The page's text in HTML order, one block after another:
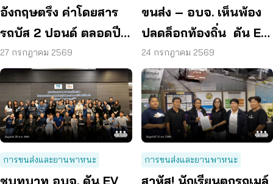
อังกฤษตรึง ค่าโดยสาร
รถบัส 2 ปอนด์ ตลอดปี
70 ลดค่าครองชีพ
27 กรกฎาคม 2569
ขนส่ง – อบจ. เห็นพ้อง
ปลดล็อกท้องถิ่น ดัน EV
Bus อยุธยา
24 กรกฎาคม 2569
การขนส่งและยานพาหนะ
ชูบทบาท อบจ. ดัน EV
การขนส่งและยานพาหนะ
สาหัส! นักเรียนตกรถเมล์